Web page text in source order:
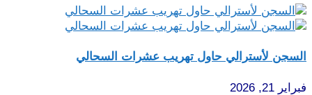
السجن لأسترالي حاول تهريب عشرات السحالي
فبراير 21, 2026